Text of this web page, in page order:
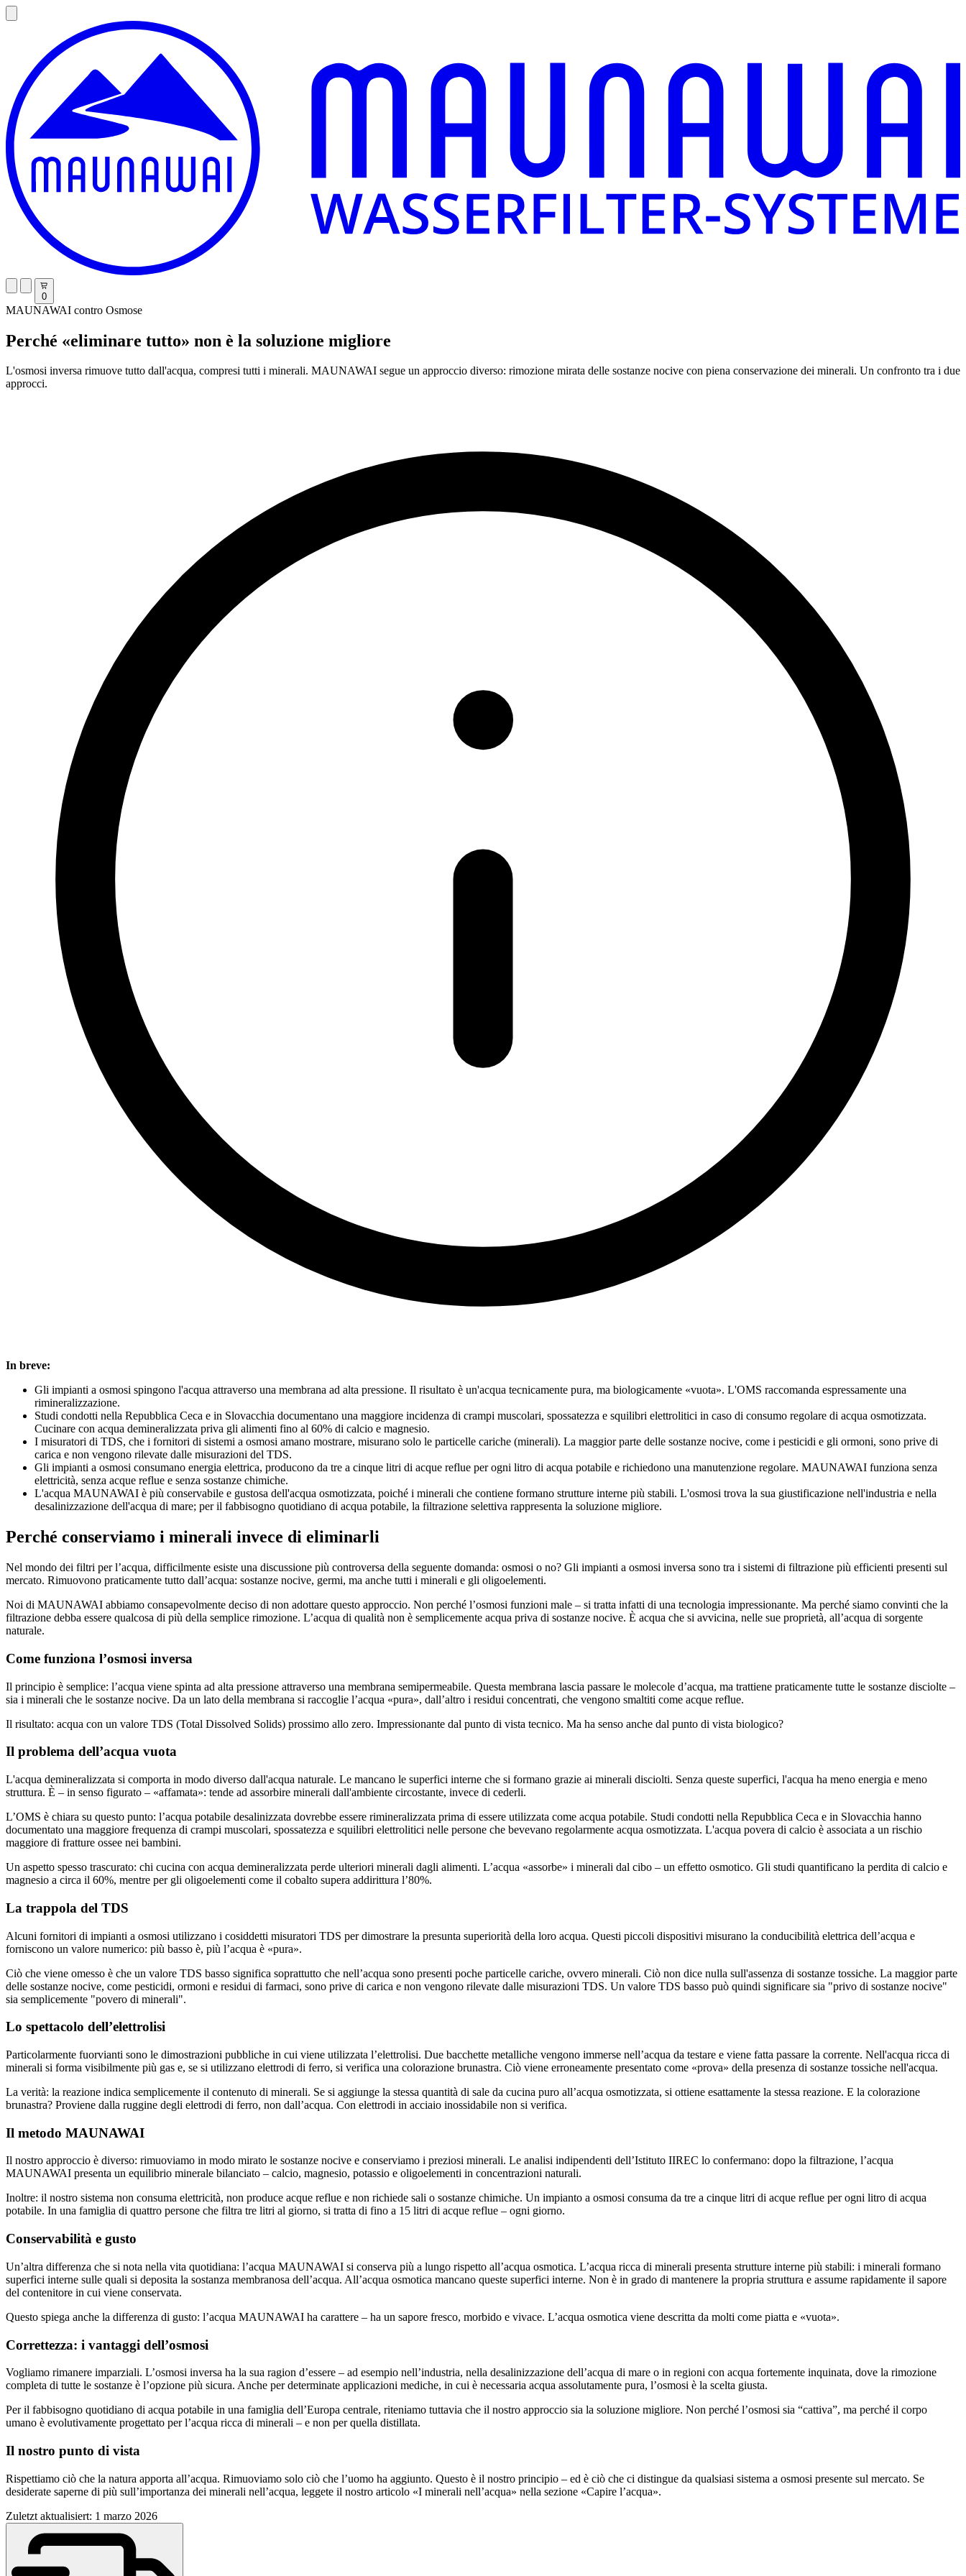
0
MAUNAWAI contro Osmose
Perché «eliminare tutto» non è la soluzione migliore
L'osmosi inversa rimuove tutto dall'acqua, compresi tutti i minerali. MAUNAWAI segue un approccio diverso: rimozione mirata delle sostanze nocive con piena conservazione dei minerali. Un confronto tra i due
approcci.
In breve:
Gli impianti a osmosi spingono l'acqua attraverso una membrana ad alta pressione. Il risultato è un'acqua tecnicamente pura, ma biologicamente «vuota». L'OMS raccomanda espressamente una
rimineralizzazione.
Studi condotti nella Repubblica Ceca e in Slovacchia documentano una maggiore incidenza di crampi muscolari, spossatezza e squilibri elettrolitici in caso di consumo regolare di acqua osmotizzata.
Cucinare con acqua demineralizzata priva gli alimenti fino al 60% di calcio e magnesio.
I misuratori di TDS, che i fornitori di sistemi a osmosi amano mostrare, misurano solo le particelle cariche (minerali). La maggior parte delle sostanze nocive, come i pesticidi e gli ormoni, sono prive di
carica e non vengono rilevate dalle misurazioni del TDS.
Gli impianti a osmosi consumano energia elettrica, producono da tre a cinque litri di acque reflue per ogni litro di acqua potabile e richiedono una manutenzione regolare. MAUNAWAI funziona senza
elettricità, senza acque reflue e senza sostanze chimiche.
L'acqua MAUNAWAI è più conservabile e gustosa dell'acqua osmotizzata, poiché i minerali che contiene formano strutture interne più stabili. L'osmosi trova la sua giustificazione nell'industria e nella
desalinizzazione dell'acqua di mare; per il fabbisogno quotidiano di acqua potabile, la filtrazione selettiva rappresenta la soluzione migliore.
Perché conserviamo i minerali invece di eliminarli
Nel mondo dei filtri per l’acqua, difficilmente esiste una discussione più controversa della seguente domanda: osmosi o no? Gli impianti a osmosi inversa sono tra i sistemi di filtrazione più efficienti presenti sul
mercato. Rimuovono praticamente tutto dall’acqua: sostanze nocive, germi, ma anche tutti i minerali e gli oligoelementi.
Noi di MAUNAWAI abbiamo consapevolmente deciso di non adottare questo approccio. Non perché l’osmosi funzioni male – si tratta infatti di una tecnologia impressionante. Ma perché siamo convinti che la
filtrazione debba essere qualcosa di più della semplice rimozione. L’acqua di qualità non è semplicemente acqua priva di sostanze nocive. È acqua che si avvicina, nelle sue proprietà, all’acqua di sorgente
naturale.
Come funziona l’osmosi inversa
Il principio è semplice: l’acqua viene spinta ad alta pressione attraverso una membrana semipermeabile. Questa membrana lascia passare le molecole d’acqua, ma trattiene praticamente tutte le sostanze disciolte –
sia i minerali che le sostanze nocive. Da un lato della membrana si raccoglie l’acqua «pura», dall’altro i residui concentrati, che vengono smaltiti come acque reflue.
Il risultato: acqua con un valore TDS (Total Dissolved Solids) prossimo allo zero. Impressionante dal punto di vista tecnico. Ma ha senso anche dal punto di vista biologico?
Il problema dell’acqua vuota
L'acqua demineralizzata si comporta in modo diverso dall'acqua naturale. Le mancano le superfici interne che si formano grazie ai minerali disciolti. Senza queste superfici, l'acqua ha meno energia e meno
struttura. È – in senso figurato – «affamata»: tende ad assorbire minerali dall'ambiente circostante, invece di cederli.
L’OMS è chiara su questo punto: l’acqua potabile desalinizzata dovrebbe essere rimineralizzata prima di essere utilizzata come acqua potabile. Studi condotti nella Repubblica Ceca e in Slovacchia hanno
documentato una maggiore frequenza di crampi muscolari, spossatezza e squilibri elettrolitici nelle persone che bevevano regolarmente acqua osmotizzata. L'acqua povera di calcio è associata a un rischio
maggiore di fratture ossee nei bambini.
Un aspetto spesso trascurato: chi cucina con acqua demineralizzata perde ulteriori minerali dagli alimenti. L’acqua «assorbe» i minerali dal cibo – un effetto osmotico. Gli studi quantificano la perdita di calcio e
magnesio a circa il 60%, mentre per gli oligoelementi come il cobalto supera addirittura l’80%.
La trappola del TDS
Alcuni fornitori di impianti a osmosi utilizzano i cosiddetti misuratori TDS per dimostrare la presunta superiorità della loro acqua. Questi piccoli dispositivi misurano la conducibilità elettrica dell’acqua e
forniscono un valore numerico: più basso è, più l’acqua è «pura».
Ciò che viene omesso è che un valore TDS basso significa soprattutto che nell’acqua sono presenti poche particelle cariche, ovvero minerali. Ciò non dice nulla sull'assenza di sostanze tossiche. La maggior parte
delle sostanze nocive, come pesticidi, ormoni e residui di farmaci, sono prive di carica e non vengono rilevate dalle misurazioni TDS. Un valore TDS basso può quindi significare sia "privo di sostanze nocive"
sia semplicemente "povero di minerali".
Lo spettacolo dell’elettrolisi
Particolarmente fuorvianti sono le dimostrazioni pubbliche in cui viene utilizzata l’elettrolisi. Due bacchette metalliche vengono immerse nell’acqua da testare e viene fatta passare la corrente. Nell'acqua ricca di
minerali si forma visibilmente più gas e, se si utilizzano elettrodi di ferro, si verifica una colorazione brunastra. Ciò viene erroneamente presentato come «prova» della presenza di sostanze tossiche nell'acqua.
La verità: la reazione indica semplicemente il contenuto di minerali. Se si aggiunge la stessa quantità di sale da cucina puro all’acqua osmotizzata, si ottiene esattamente la stessa reazione. E la colorazione
brunastra? Proviene dalla ruggine degli elettrodi di ferro, non dall’acqua. Con elettrodi in acciaio inossidabile non si verifica.
Il metodo MAUNAWAI
Il nostro approccio è diverso: rimuoviamo in modo mirato le sostanze nocive e conserviamo i preziosi minerali. Le analisi indipendenti dell’Istituto IIREC lo confermano: dopo la filtrazione, l’acqua
MAUNAWAI presenta un equilibrio minerale bilanciato – calcio, magnesio, potassio e oligoelementi in concentrazioni naturali.
Inoltre: il nostro sistema non consuma elettricità, non produce acque reflue e non richiede sali o sostanze chimiche. Un impianto a osmosi consuma da tre a cinque litri di acque reflue per ogni litro di acqua
potabile. In una famiglia di quattro persone che filtra tre litri al giorno, si tratta di fino a 15 litri di acque reflue – ogni giorno.
Conservabilità e gusto
Un’altra differenza che si nota nella vita quotidiana: l’acqua MAUNAWAI si conserva più a lungo rispetto all’acqua osmotica. L’acqua ricca di minerali presenta strutture interne più stabili: i minerali formano
superfici interne sulle quali si deposita la sostanza membranosa dell’acqua. All’acqua osmotica mancano queste superfici interne. Non è in grado di mantenere la propria struttura e assume rapidamente il sapore
del contenitore in cui viene conservata.
Questo spiega anche la differenza di gusto: l’acqua MAUNAWAI ha carattere – ha un sapore fresco, morbido e vivace. L’acqua osmotica viene descritta da molti come piatta e «vuota».
Correttezza: i vantaggi dell’osmosi
Vogliamo rimanere imparziali. L’osmosi inversa ha la sua ragion d’essere – ad esempio nell’industria, nella desalinizzazione dell’acqua di mare o in regioni con acqua fortemente inquinata, dove la rimozione
completa di tutte le sostanze è l’opzione più sicura. Anche per determinate applicazioni mediche, in cui è necessaria acqua assolutamente pura, l’osmosi è la scelta giusta.
Per il fabbisogno quotidiano di acqua potabile in una famiglia dell’Europa centrale, riteniamo tuttavia che il nostro approccio sia la soluzione migliore. Non perché l’osmosi sia “cattiva”, ma perché il corpo
umano è evolutivamente progettato per l’acqua ricca di minerali – e non per quella distillata.
Il nostro punto di vista
Rispettiamo ciò che la natura apporta all’acqua. Rimuoviamo solo ciò che l’uomo ha aggiunto. Questo è il nostro principio – ed è ciò che ci distingue da qualsiasi sistema a osmosi presente sul mercato. Se
desiderate saperne di più sull’importanza dei minerali nell’acqua, leggete il nostro articolo «I minerali nell’acqua» nella sezione «Capire l’acqua».
Zuletzt aktualisiert: 1 marzo 2026